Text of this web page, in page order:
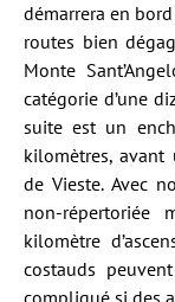
démarrera en
routes bien
Monte
catégorie d’une
suite est un
kilomètres,
de Vieste. Avec
non-
kilomètre
costauds
compliqué si des